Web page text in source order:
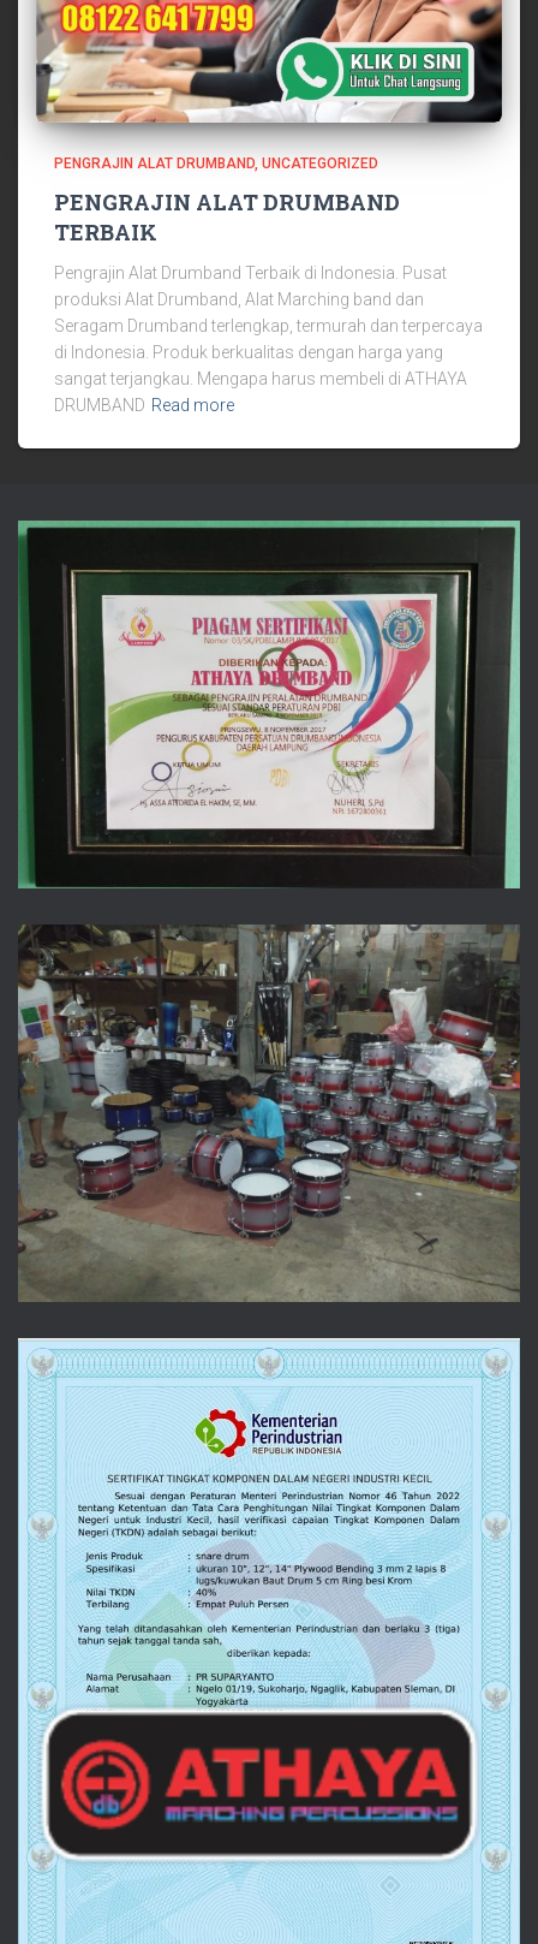
PENGRAJIN ALAT DRUMBAND UNCATEGORIZED
PENGRAJIN ALAT DRUMBAND
TERBAIK
Pengrajin Alat Drumband Terbaik di Indonesia. Pusat
produksi Alat Drumband, Alat Marching band dan
Seragam Drumband terlengkap, termurah dan terpercaya
di Indonesia. Produk berkualitas dengan harga yang
sangat terjangkau. Mengapa harus membeli di ATHAYA
DRUMBAND Read more